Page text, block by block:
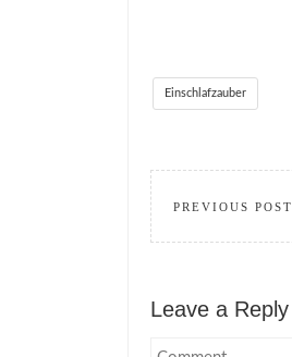
Einschlafzauber
PREVIOUS POST
Leave a Reply